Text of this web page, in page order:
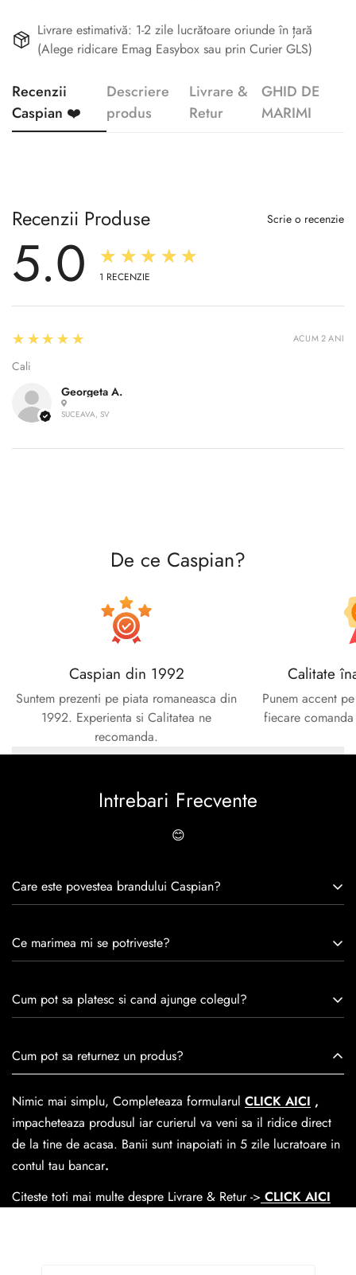
Livrare estimativă: 1-2 zile lucrătoare oriunde în țară
(Alege ridicare Emag Easybox sau prin Curier GLS)
Recenzii
Caspian ❤️
Descriere
produs
Livrare &
Retur
GHID DE
MARIMI
Recenzii Produse Scrie o recenzie
5.0 ★★★★★
1 RECENZIE
Georgeta A.
SUCEAVA, SV
5
★★★★★
Cali
ACUM 2 ANI
De ce Caspian?
Caspian din 1992
Suntem prezenti pe piata romaneasca din
1992. Experienta si Calitatea ne
recomanda.
Calitate
Punem accent
fiecare
Intrebari Frecvente
😊
Care este povestea brandului Caspian?
experiență de peste 30 de ani în industria modei, Caspian se
satisfacția clienților.Fiecare pereche de încălțăminte Caspian
este creată cu mândrie de meșteri pricepuți, care aduc la
trecerea timpului.
Ce marimea mi se potriveste?
Cum pot sa platesc si cand ajunge colegul?
medie livrarea dureaza 1-2 zilelucratoare prin
Easybox-ul Emag.
Cosul de livrareeste 15 lei pentru o comanda mai mica de
390 lei si Gratuit pentru o comanda de peste 390 lei.
Cum pot sa returnez un produs?
Nimic mai simplu, Completeaza formularul CLICK AICI ,
impacheteaza produsul iar curierul va veni sa il ridice direct
de la tine de acasa. Banii sunt inapoiati in 5 zile lucratoare in
contul tau bancar.
Citeste toti mai multe despre Livrare & Retur -> CLICK AICI